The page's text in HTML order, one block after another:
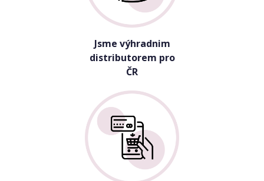
Jsme výhradnim
distributorem pro
ČR